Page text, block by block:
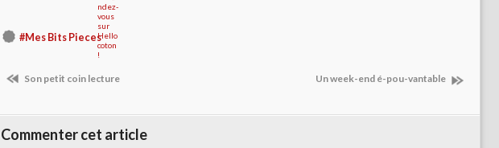
#Mes Bits Pieces
Son petit coin lecture Un week-end é-pou-vantable
Commenter cet article